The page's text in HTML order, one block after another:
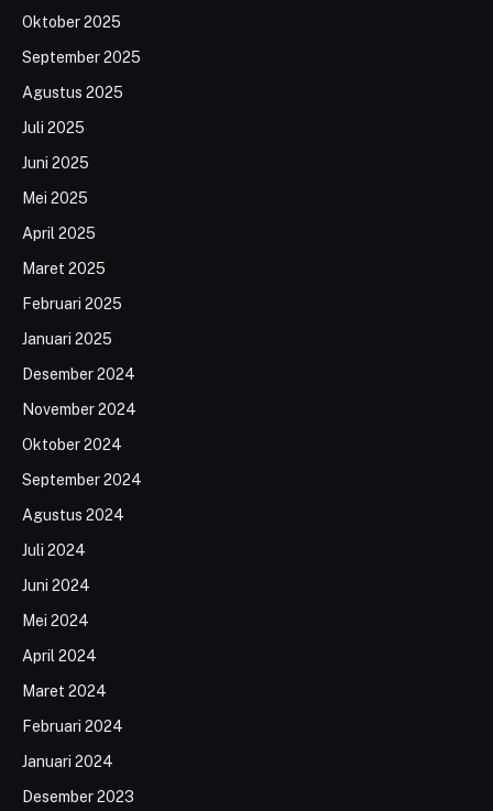
Oktober 2025
September 2025
Agustus 2025
Juli 2025
Juni 2025
Mei 2025
April 2025
Maret 2025
Februari 2025
Januari 2025
Desember 2024
November 2024
Oktober 2024
September 2024
Agustus 2024
Juli 2024
Juni 2024
Mei 2024
April 2024
Maret 2024
Februari 2024
Januari 2024
Desember 2023